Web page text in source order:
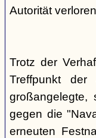
Autorität
Trotz der
Treffpunkt
großangelegte,
gegen die
erneuten